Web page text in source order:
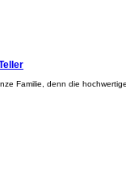
Familie, denn die